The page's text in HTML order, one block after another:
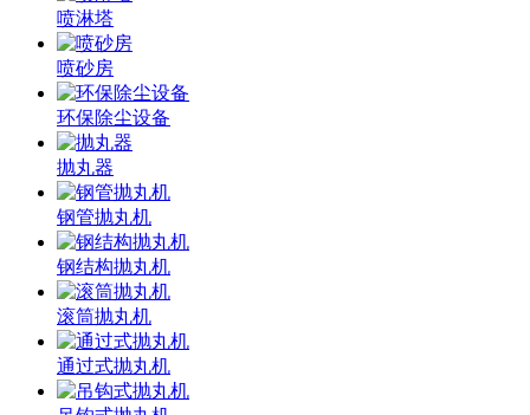
喷淋塔
喷砂房
环保除尘设备
抛丸器
钢管抛丸机
钢结构抛丸机
滚筒抛丸机
通过式抛丸机